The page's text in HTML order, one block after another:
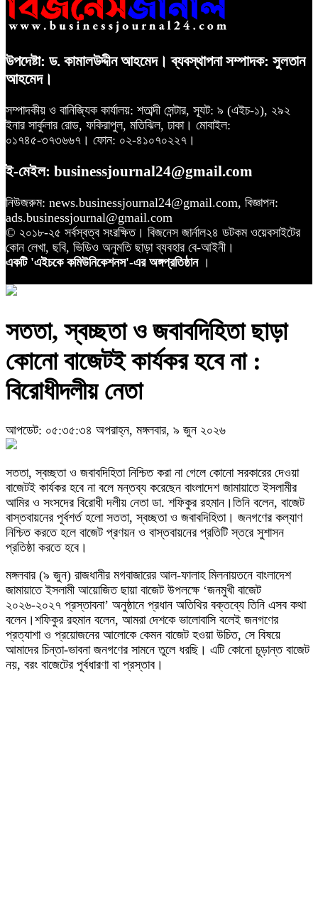
উপদেষ্টা: ড. কামালউদ্দীন আহমেদ। ব্যবস্থাপনা সম্পাদক: সুলতান
আহমেদ।
সম্পাদকীয় ও বানিজ্যিক কার্যালয়: শতাব্দী সেন্টার, স্যূট: ৯ (এইচ-১), ২৯২
ইনার সার্কুলার রোড, ফকিরাপুল, মতিঝিল, ঢাকা। মোবাইল:
০১৭৪৫-৩৭৩৬৬৭। ফোন: ০২-৪১০৭০২২৭।
ই-মেইল: businessjournal24@gmail.com
নিউজরুম: news.businessjournal24@gmail.com, বিজ্ঞাপন:
ads.businessjournal@gmail.com
© ২০১৮-২৫ সর্বস্বত্ব সংরক্ষিত। বিজনেস জার্নাল২৪ ডটকম ওয়েবসাইটের
কোন লেখা, ছবি, ভিডিও অনুমতি ছাড়া ব্যবহার বে-আইনী।
একটি 'এইচকে কমিউনিকেশনস'-এর অঙ্গপ্রতিষ্ঠান ।
সততা, স্বচ্ছতা ও জবাবদিহিতা ছাড়া
কোনো বাজেটই কার্যকর হবে না :
বিরোধীদলীয় নেতা
আপডেট: ০৫:৩৫:৩৪ অপরাহ্ন, মঙ্গলবার, ৯ জুন ২০২৬
সততা, স্বচ্ছতা ও জবাবদিহিতা নিশ্চিত করা না গেলে কোনো সরকারের দেওয়া
বাজেটই কার্যকর হবে না বলে মন্তব্য করেছেন বাংলাদেশ জামায়াতে ইসলামীর
আমির ও সংসদের বিরোধী দলীয় নেতা ডা. শফিকুর রহমান।তিনি বলেন, বাজেট
বাস্তবায়নের পূর্বশর্ত হলো সততা, স্বচ্ছতা ও জবাবদিহিতা। জনগণের কল্যাণ
নিশ্চিত করতে হলে বাজেট প্রণয়ন ও বাস্তবায়নের প্রতিটি স্তরে সুশাসন
প্রতিষ্ঠা করতে হবে।
মঙ্গলবার (৯ জুন) রাজধানীর মগবাজারের আল-ফালাহ মিলনায়তনে বাংলাদেশ
জামায়াতে ইসলামী আয়োজিত ছায়া বাজেট উপলক্ষে ‘জনমুখী বাজেট
২০২৬-২০২৭ প্রস্তাবনা’ অনুষ্ঠানে প্রধান অতিথির বক্তব্যে তিনি এসব কথা
বলেন।শফিকুর রহমান বলেন, আমরা দেশকে ভালোবাসি বলেই জনগণের
প্রত্যাশা ও প্রয়োজনের আলোকে কেমন বাজেট হওয়া উচিত, সে বিষয়ে
আমাদের চিন্তা-ভাবনা জনগণের সামনে তুলে ধরছি। এটি কোনো চূড়ান্ত বাজেট
নয়, বরং বাজেটের পূর্বধারণা বা প্রস্তাব।